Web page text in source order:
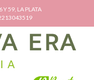
Y 59, LA PLATA